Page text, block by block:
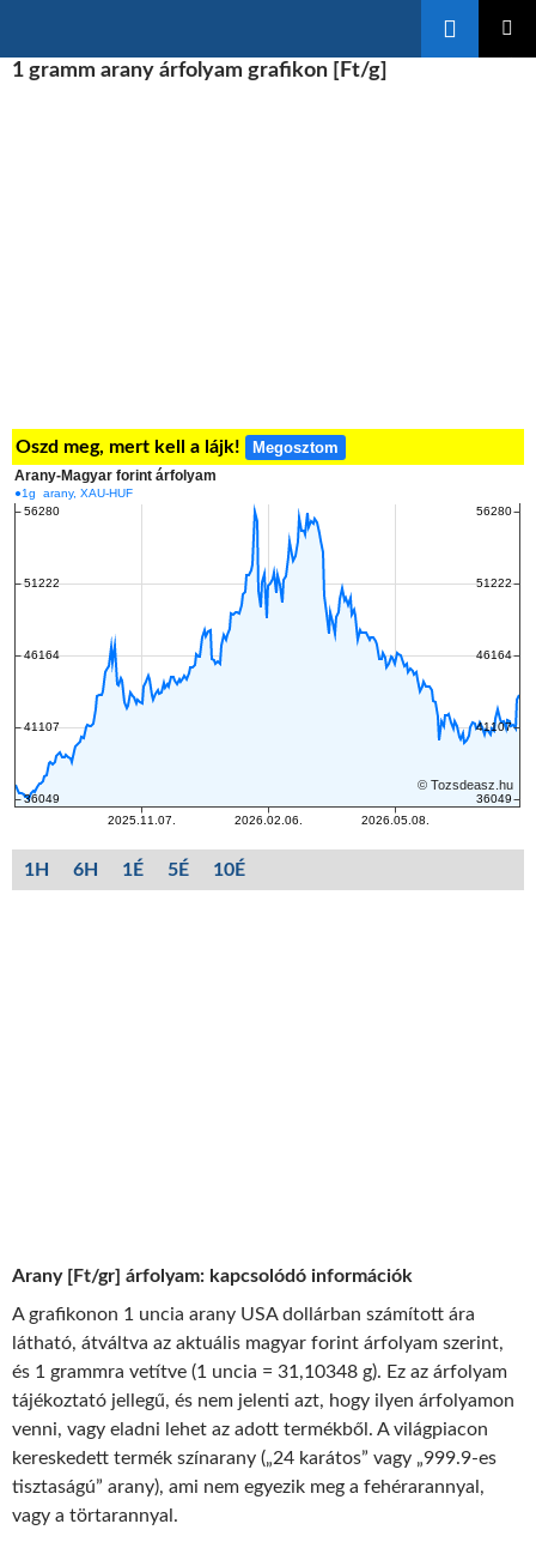
A
1 gramm arany árfolyam grafikon [Ft/g]
Oszd meg, mert kell a lájk! Megosztom
1H 6H 1É 5É 10É
Arany [Ft/gr] árfolyam: kapcsolódó információk
A grafikonon 1 uncia arany USA dollárban számított ára
látható, átváltva az aktuális magyar forint árfolyam szerint,
és 1 grammra vetítve (1 uncia = 31,10348 g). Ez az árfolyam
tájékoztató jellegű, és nem jelenti azt, hogy ilyen árfolyamon
venni, vagy eladni lehet az adott termékből. A világpiacon
kereskedett termék színarany („24 karátos” vagy „999.9-es
tisztaságú” arany), ami nem egyezik meg a fehérarannyal,
vagy a törtarannyal.